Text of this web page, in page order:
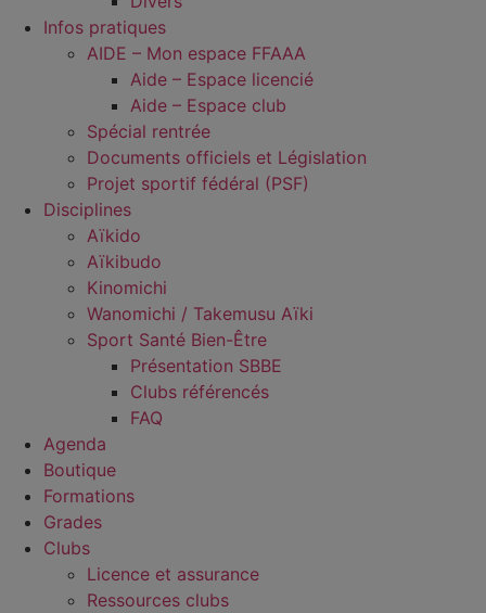
Infos pratiques
AIDE – Mon espace FFAAA
Aide – Espace licencié
Aide – Espace club
Spécial rentrée
Documents officiels et Législation
Projet sportif fédéral (PSF)
Disciplines
Aïkido
Aïkibudo
Kinomichi
Wanomichi / Takemusu Aïki
Sport Santé Bien-Être
Présentation SBBE
Clubs référencés
FAQ
Agenda
Boutique
Formations
Grades
Clubs
Licence et assurance
Ressources clubs